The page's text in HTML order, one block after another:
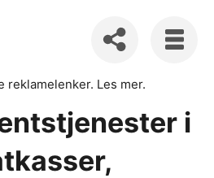
reklamelenker. Les mer.
i